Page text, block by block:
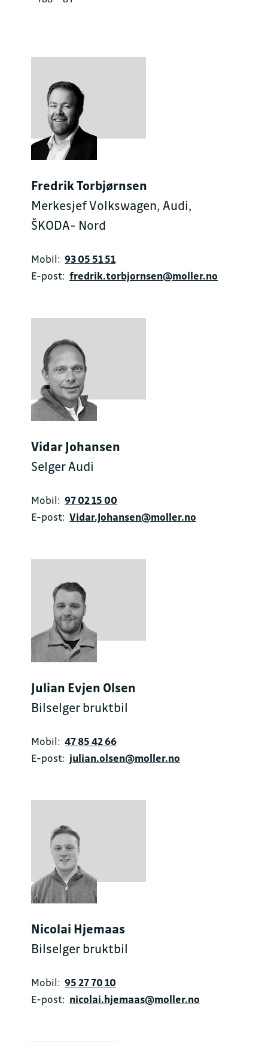
Fredrik Torbjørnsen
Merkesjef Volkswagen, Audi,
ŠKODA- Nord
Mobil: 93 05 51 51
E-post: fredrik.torbjornsen@moller.no
Vidar Johansen
Selger Audi
Mobil: 97 02 15 00
E-post: Vidar.Johansen@moller.no
Julian Evjen Olsen
Bilselger bruktbil
Mobil: 47 85 42 66
E-post: julian.olsen@moller.no
Nicolai Hjemaas
Bilselger bruktbil
Mobil: 95 27 70 10
E-post: nicolai.hjemaas@moller.no